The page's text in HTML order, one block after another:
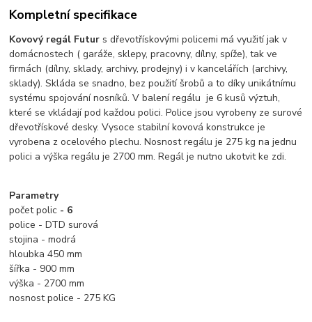
Kompletní specifikace
Kovový regál Futur s dřevotřískovými policemi má využití jak v
domácnostech ( garáže, sklepy, pracovny, dílny, spíže), tak ve
firmách (dílny, sklady, archivy, prodejny) i v kancelářích (archivy,
sklady). Skláda se snadno, bez použití šrobů a to díky unikátnímu
systému spojování nosníků. V balení regálu je 6 kusů výztuh,
které se vkládají pod každou polici. Police jsou vyrobeny ze surové
dřevotřískové desky. Vysoce stabilní kovová konstrukce je
vyrobena z ocelového plechu.Nosnost regálu je 275 kg na jednu
polici a výška regálu je 2700 mm. Regál je nutno ukotvit ke zdi.
Parametry
počet polic - 6
police - DTD surová
stojina - modrá
hloubka 450 mm
šířka - 900 mm
výška - 2700 mm
nosnost police - 275 KG